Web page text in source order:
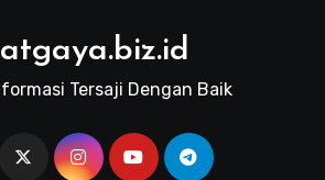
Tersaji Dengan Baik